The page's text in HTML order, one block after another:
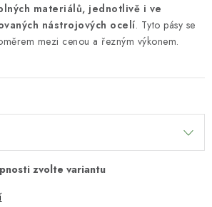
materiálů, jednotlivě i ve
nástrojových ocelí. Tyto pásy se
mezi cenou a řezným výkonem.